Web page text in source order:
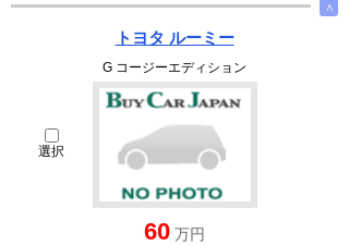
∧
トヨタ ルーミー
G コージーエディション
選択
60 万円